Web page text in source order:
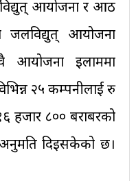
आयोजना र आठ
जलविद्युत् आयोजना
आयोजना इलाममा
२५ कम्पनीलाई रु
हजार ८०० बराबरको
अनुमति दिइसकेको छ।